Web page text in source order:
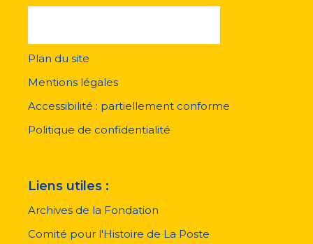
pied
page
Plan du site
Mentions légales
Accessibilité : partiellement conforme
Politique de confidentialité
Liens utiles :
Archives de la Fondation
Comité pour l'Histoire de La Poste